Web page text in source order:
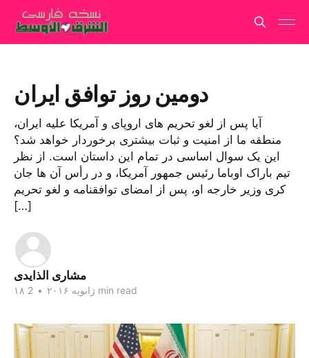
دومین روز توافق ایران
آیا پس از لغو تحریم های اروپای و آمریکا علیه ایران،
منطقه ما از امنیت و ثبات بیشتری برخوردار خواهد شد؟
این یک سوال اساسی در تمام این داستان است. از نظر
تیم باراک اوباما رئیس جمهور آمریکا، و در رأس آن ها جان
کری وزیر خارجه او، پس از امضای توافقنامه و لغو تحریم
[…]
مشاری الذایدی
۱۸ ژانویه ۲۰۱۶ • 2 min read